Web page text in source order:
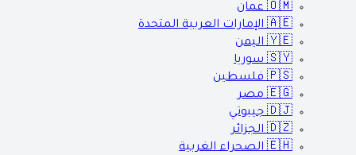
🇴🇲 عمان
🇦🇪 الإمارات العربية المتحدة
🇾🇪 اليمن
🇸🇾 سوريا
🇵🇸 فلسطين
🇪🇬 مصر
🇩🇯 جيبوتي
🇩🇿 الجزائر
🇪🇭 الصحراء الغربية